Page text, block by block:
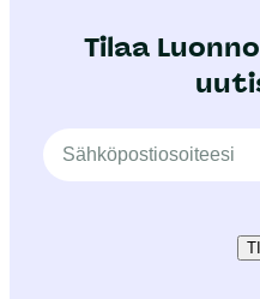
Tilaa